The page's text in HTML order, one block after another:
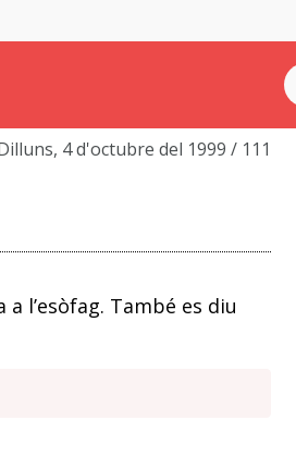
4 d'octubre del 1999 / 111
l’esòfag. També es diu